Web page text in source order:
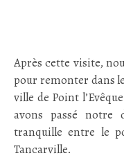
Après cette visite,
pour remonter dans
ville de Point
avons passé
tranquille entre le
Tancarville.